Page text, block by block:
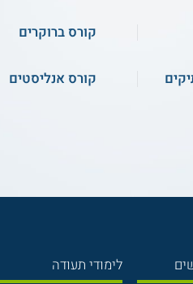
קורס ברוקרים
קורס אנליסטים
לימודי תעודה